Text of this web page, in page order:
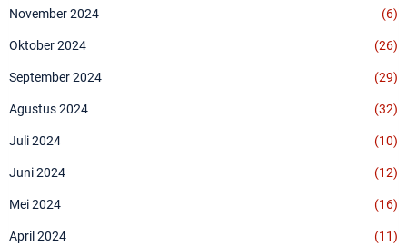
November 2024 (6)
Oktober 2024 (26)
September 2024 (29)
Agustus 2024 (32)
Juli 2024 (10)
Juni 2024 (12)
Mei 2024 (16)
April 2024 (11)